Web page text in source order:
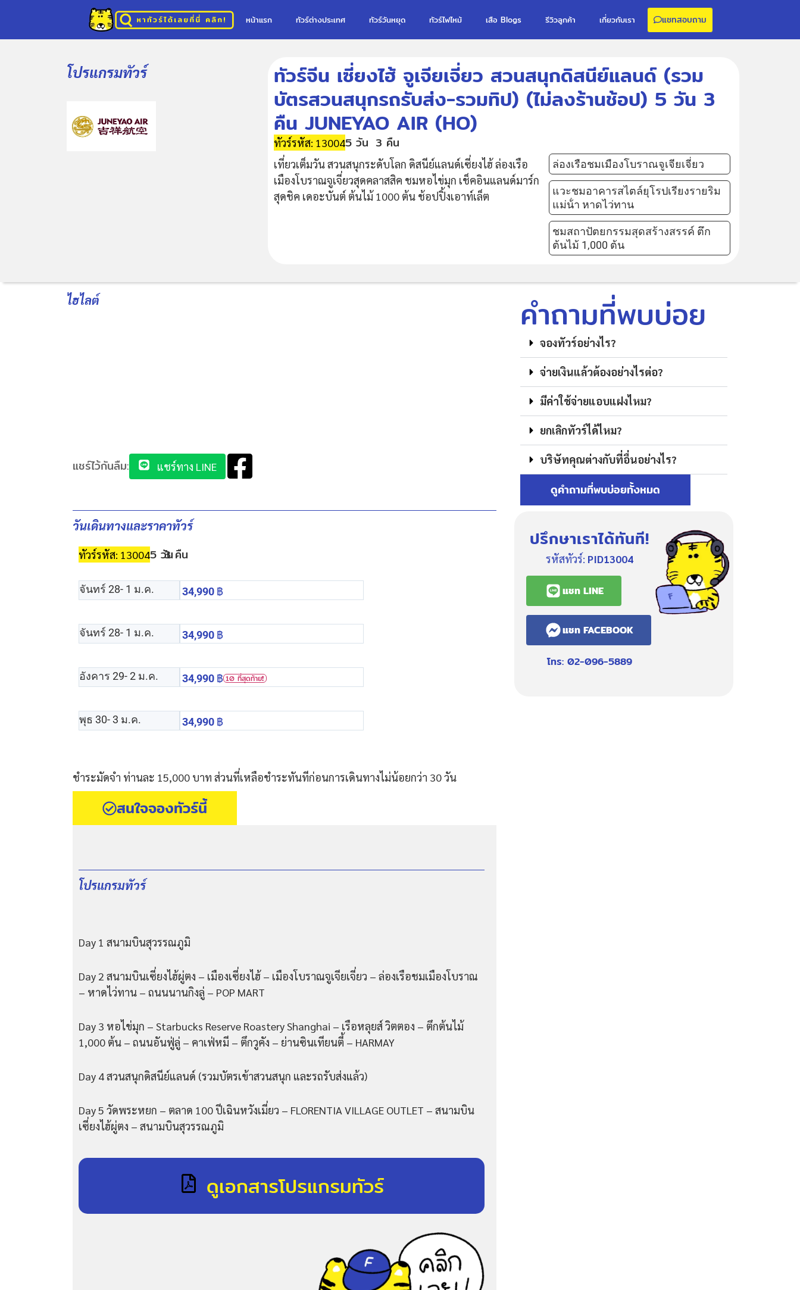
หน้าแรก ทัวร์ต่างประเทศ ทัวร์วันหยุด ทัวร์ไฟไหม้ เสือ Blogs รีวิวลูกค้า เกี่ยวกับเรา แชทสอบถาม
โปรแกรมทัวร์
ทัวร์จีน เซี่ยงไฮ้ จูเจียเจี่ยว สวนสนุกดิสนีย์แลนด์ (รวม
บัตรสวนสนุกรถรับส่ง-รวมทิป) (ไม่ลงร้านช้อป) 5 วัน 3
คืน JUNEYAO AIR (HO)
ทัวร์รหัส: 130045 วัน 3 คืน
เที่ยวเต็มวัน สวนสนุกระดับโลก ดิสนีย์แลนด์เซี่ยงไฮ้ ล่องเรือ
เมืองโบราณจูเจี่ยวสุดคลาสสิค ชมหอไข่มุก เช็คอินแลนด์มาร์ก
สุดชิค เดอะบันต์ ต้นไม้ 1000 ต้น ช้อปปิ้งเอาท์เล็ต
ล่องเรือชมเมืองโบราณจูเจียเจี่ยว
แวะชมอาคารสไตล์ยุโรปเรียงรายริม
แม่น้ํา หาดไว่ทาน
ชมสถาปัตยกรรมสุดสร้างสรรค์ ตึก
ต้นไม้ 1,000 ต้น
ไฮไลต์
แชร์ไว้กันลืม: แชร์ทาง LINE
วันเดินทางและราคาทัวร์
ทัวร์รหัส: 130045 วัน3 คืน
จันทร์ 28- 1 ม.ค. 34,990 ฿
จันทร์ 28- 1 ม.ค. 34,990 ฿
อังคาร 29- 2 ม.ค. 34,990 ฿ 10 ที่สุดท้าย❗️
พุธ 30- 3 ม.ค. 34,990 ฿
ชำระมัดจำ ท่านละ 15,000 บาท ส่วนที่เหลือชำระทันทีก่อนการเดินทางไม่น้อยกว่า 30 วัน
สนใจจองทัวร์นี้
โปรแกรมทัวร์
Day 1 สนามบินสุวรรณภูมิ
Day 2 สนามบินเซี่ยงไฮ้ผู่ตง – เมืองเซี่ยงไฮ้ – เมืองโบราณจูเจียเจี่ยว – ล่องเรือชมเมืองโบราณ
– หาดไว่ทาน – ถนนนานกิงลู่ – POP MART
Day 3 หอไข่มุก – Starbucks Reserve Roastery Shanghai – เรือหลุยส์ วิตตอง – ตึกต้นไม้
1,000 ต้น – ถนนอันฟู่ลู่ – คาเฟ่หมี – ตึกวูคัง – ย่านซินเทียนตี้ – HARMAY
Day 4 สวนสนุกดิสนีย์แลนด์ (รวมบัตรเข้าสวนสนุก และรถรับส่งแล้ว)
Day 5 วัดพระหยก – ตลาด 100 ปีเฉินหวังเมี่ยว – FLORENTIA VILLAGE OUTLET – สนามบิน
เซี่ยงไฮ้ผู่ตง – สนามบินสุวรรณภูมิ
ดูเอกสารโปรแกรมทัวร์
คำถามที่พบบ่อย
จองทัวร์อย่างไร?
จ่ายเงินแล้วต้องอย่างไรต่อ?
มีค่าใช้จ่ายแอบแฝงไหม?
ยกเลิกทัวร์ได้ไหม?
บริษัทคุณต่างกับที่อื่นอย่างไร?
ดูคำถามที่พบบ่อยทั้งหมด
ปรึกษาเราได้ทันที!
รหัสทัวร์: PID13004
แชท LINE
แชท FACEBOOK
โทร: 02-096-5889